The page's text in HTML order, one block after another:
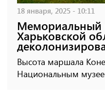
18 января, 2025 - 10:11
Мемориальный
Харьковской
Высота маршала
Национальным